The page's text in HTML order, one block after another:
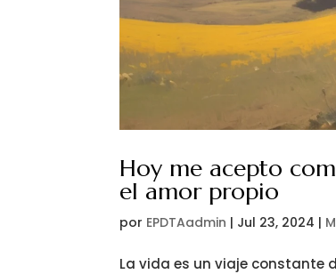
Hoy me acepto
el amor propio
por EPDTAadmin | Jul 23, 2024 |
La vida es un viaje constante